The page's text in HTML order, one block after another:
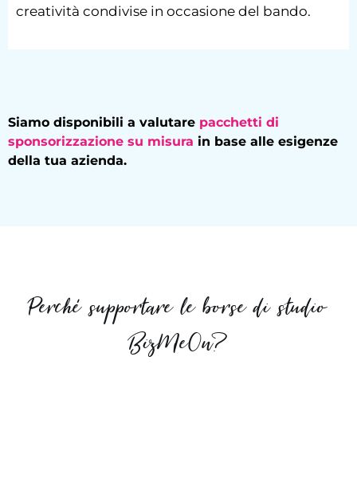
creatività condivise in occasione del bando.
Siamo disponibili a valutare pacchetti di
sponsorizzazione su misura in base alle esigenze
della tua azienda.
Perché supportare leborse di studio
BizMeOn?